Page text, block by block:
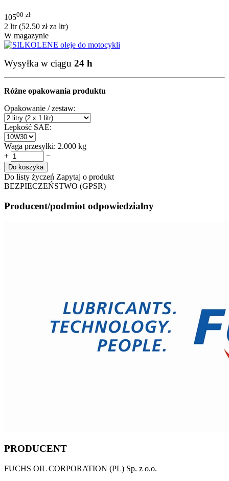
10500 zł
2 ltr (52.50 złza ltr)
W magazynie
Wysyłka w ciągu 24 h
Różne opakowania produktu
Opakowanie / zestaw:
Lepkość SAE:
Waga przesyłki: 2.000 kg
+
−
Do koszyka
Do listy życzeń Zapytaj o produkt
BEZPIECZEŃSTWO (GPSR)
Producent/podmiot odpowiedzialny
PRODUCENT
FUCHS OIL CORPORATION (PL) Sp. z o.o.